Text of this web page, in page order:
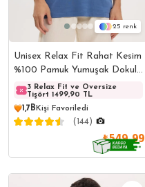
25
Unisex Relax Fit Rahat Kesim
%100 Pamuk Yumuşak Dokulu
Hafif Kalın Basic Bisiklet
Yaka İndigo Tişört
3 Relax Fit ve Oversize
Tişört 1499,90 TL
1,7B Kişi Favoriledi
(144)
₺549,99